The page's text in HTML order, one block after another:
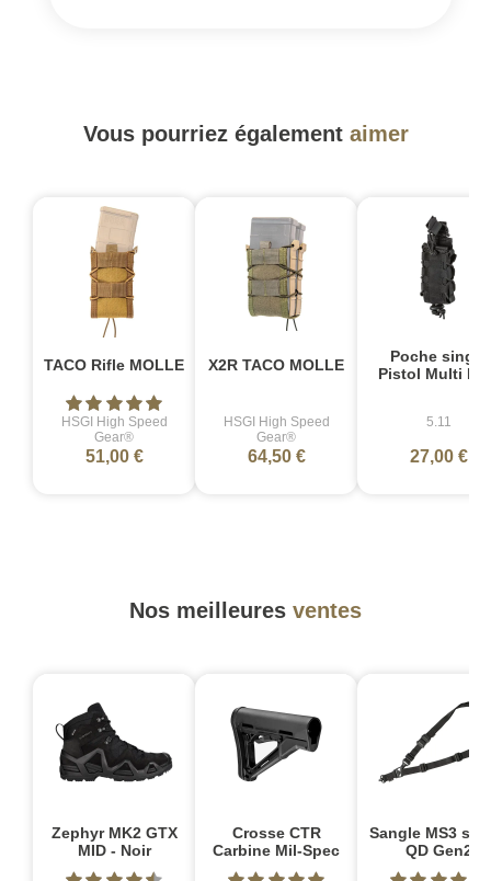
Vous pourriez également aimer
TACO Rifle MOLLE
HSGI High Speed
Gear®
51,00 €
X2R TACO MOLLE
HSGI High Speed
Gear®
64,50 €
Poche single
Pistol Multi
5.11
27,00 €
Nos meilleures ventes
Zephyr MK2 GTX
MID - Noir
Crosse CTR
Carbine Mil-Spec
Sangle MS3
QD Gen2